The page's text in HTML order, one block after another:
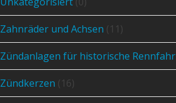
Zahnräder und Achsen (11)
Zündanlagen für historische
Zündkerzen (16)